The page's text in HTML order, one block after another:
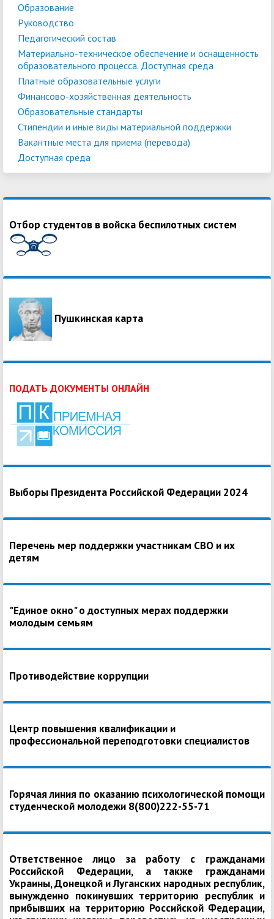
Образование
Руководство
Педагогический состав
Материально-техническое обеспечение и оснащенность
образовательного процесса. Доступная среда
Платные образовательные услуги
Финансово-хозяйственная деятельность
Образовательные стандарты
Стипендии и иные виды материальной поддержки
Вакантные места для приема (перевода)
Доступная среда
Отбор студентов в войска беспилотных систем
Пушкинская карта
ПОДАТЬ ДОКУМЕНТЫ ОНЛАЙН
Выборы Президента Российской Федерации 2024
Перечень мер поддержки участникам СВО и их
детям
"Единое окно" о доступных мерах поддержки
молодым семьям
Противодействие коррупции
Центр повышения квалификации и
профессиональной переподготовки специалистов
Горячая линия по оказанию психологической помощи
студенческой молодежи 8(800)222-55-71
Ответственное лицо за работу с гражданами
Российской Федерации, а также гражданами
Украины, Донецкой и Луганских народных республик,
вынужденно покинувших территорию республик и
прибывших на территорию Российской Федерации,